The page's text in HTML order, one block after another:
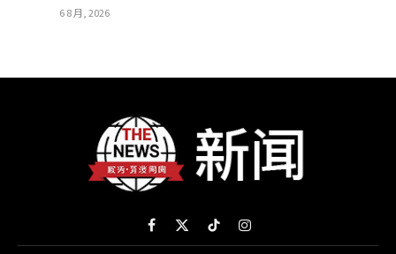
6 8 月, 2026
Facebook
X
TikTokInstagram